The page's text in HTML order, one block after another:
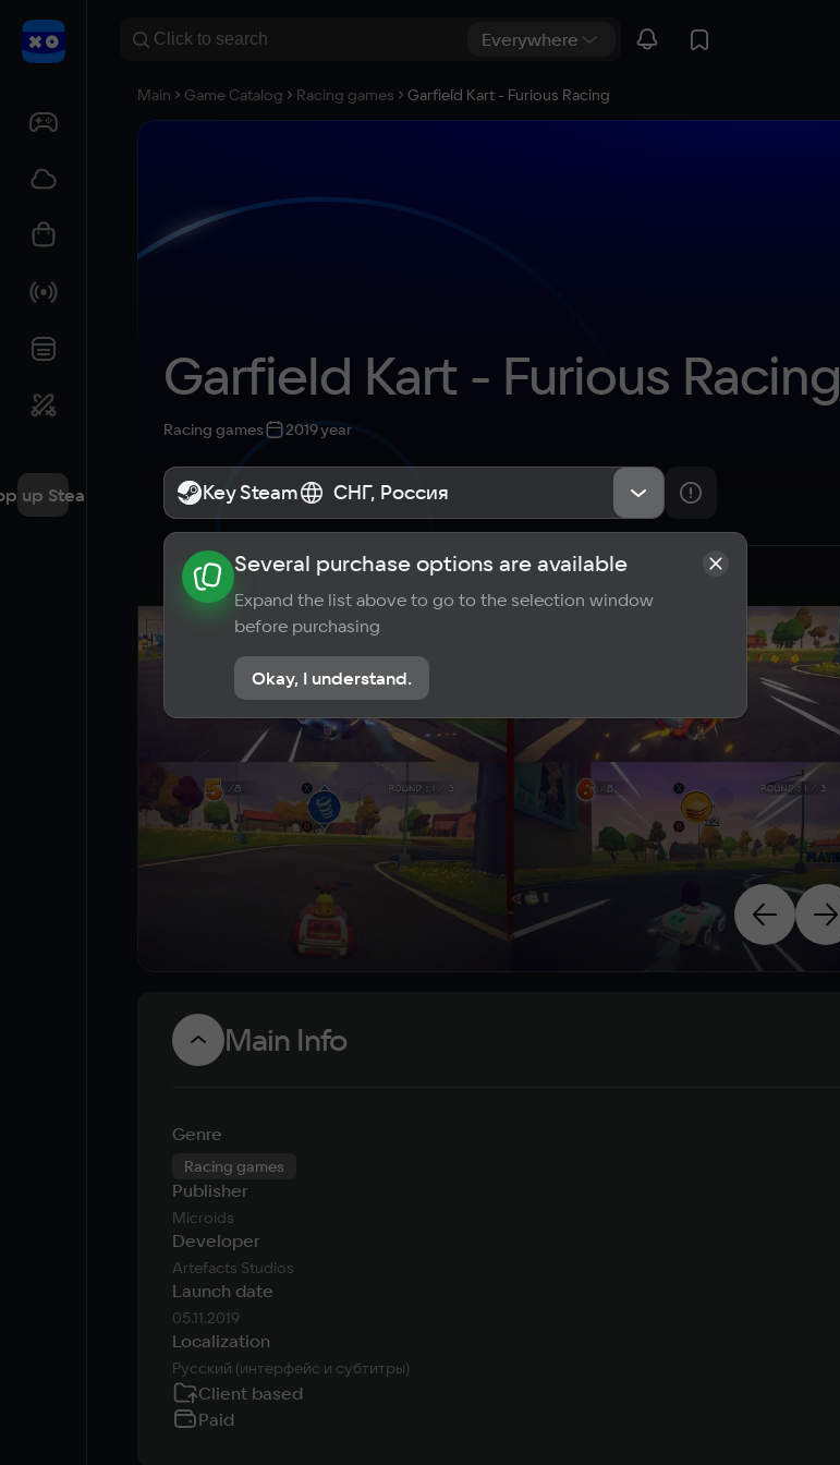
up Steam
Main Game Catalog Racing games Garfield Kart - Furious Racing
Garfield Kart - Furious Racing
Racing games 2019 year
Key Steam СНГ, Россия
About the game News Requirements Reviews
Main Info
Genre
Racing games
Publisher
Microids
Developer
Artefacts Studios
Launch date
05.11.2019
Localization
Русский (интерфейс и субтитры)
Client based
Paid
Key Steam СНГ, Россия
Several purchase options are available
Expand the list above to go to the selection window
before purchasing
Okay, I understand.